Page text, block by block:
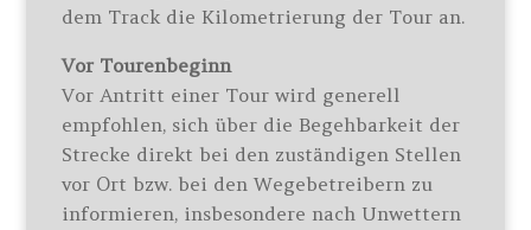
dem Track die Kilometrierung der Tour an.
Vor Tourenbeginn
Vor Antritt einer Tour wird generell
empfohlen, sich über die Begehbarkeit der
Strecke direkt bei den zuständigen Stellen
vor Ort bzw. bei den Wegebetreibern zu
informieren, insbesondere nach Unwettern